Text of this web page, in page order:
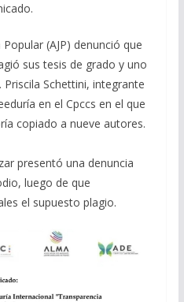
(AJP) denunció que
sus tesis de grado y uno
Schettini, integrante
en el Cpccs en el que
copiado a nueve autores.
presentó una denuncia
luego de que
el supuesto plagio.